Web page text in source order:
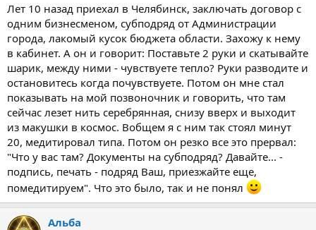
Лет 10 назад приехал в Челябинск, заключать договор с
одним бизнесменом, субподряд от Администрации
города, лакомый кусок бюджета области. Захожу к нему
в кабинет. А он и говорит: Поставьте 2 руки и скатывайте
шарик, между ними - чувствуете тепло? Руки разводите и
остановитесь когда почувствуете. Потом он мне стал
показывать на мой позвоночник и говорить, что там
сейчас лезет нить серебрянная, снизу вверх и выходит
из макушки в космос. Вобщем я с ним так стоял минут
20, медитировал типа. Потом он резко все это прервал:
"Что у вас там? Документы на субподряд? Давайте... -
подпись, печать - подряд Ваш, приезжайте еще,
помедитируем". Что это было, так и не понял
Альба